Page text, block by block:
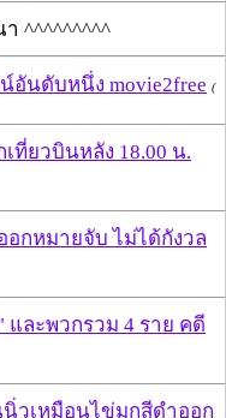
^^^^^^^^^
อันดับหนึ่ง movie2free (
ที่ยวบินหลัง 18.00 น.
กหมายจับ ไม่ได้กังวล
ละพวกรวม 4 ราย คดี
วเหมือนไข่มุกสีดำออก